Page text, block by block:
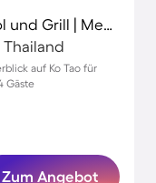
Villa mit Terrasse, privatem Pool und Grill | Meerblick
Thailand
auf Ko Tao für
Gäste
Zum Angebot